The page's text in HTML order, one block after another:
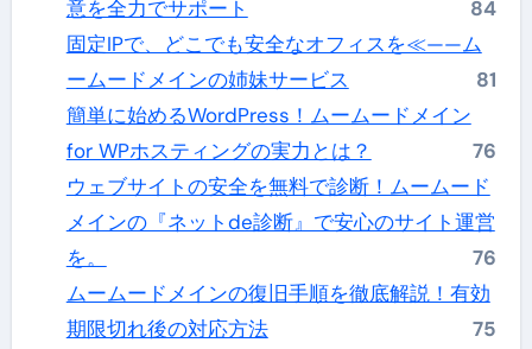
意を全力でサポート
84
固定IPで、どこでも安全なオフィスを≪——ム
ームードメインの姉妹サービス
81
簡単に始めるWordPress！ムームードメイン
for WPホスティングの実力とは？
76
ウェブサイトの安全を無料で診断！ムームード
メインの『ネットde診断』で安心のサイト運営
を。
76
ムームードメインの復旧手順を徹底解説！有効
期限切れ後の対応方法
75